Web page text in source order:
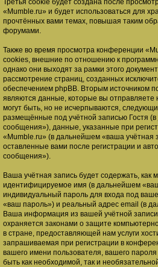
Третья cookie будет создана после
«Mumble.ru» и будет использоваться для
прочтённых вами темах, повышая таким
форумами.
Также во время просмотра конференции
cookies, внешние по отношению к
однако они выходят за рамки этого
рассмотрение страниц, созданных
обеспечением phpBB. Вторым источником
являются данные, которые вы
могут быть, но не исчерпываются,
размещённые под учётной записью Гостя
сообщения»), данные, указанные при
«Mumble.ru» (в дальнейшем «ваша учётная
оставленные вами после регистрации и
сообщения»).
Ваша учётная запись будет содержать, как
идентифицируемое имя (в дальнейшем
индивидуальный пароль для входа под
«ваш пароль») и реальный адрес email (в
Ваша информация из вашей учётной
охраняется законами о защите
в стране, предоставляющей нам услуги
запрашиваемая при регистрации в
вашего имени пользователя, вашего
быть как необходимой, так и